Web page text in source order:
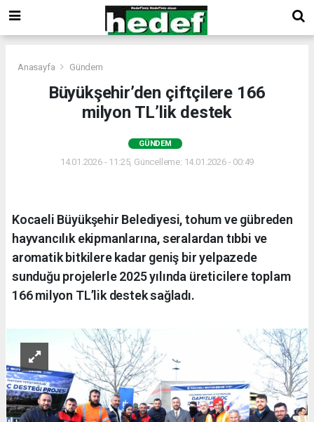
Anasayfa Gündem
Büyükşehir’den çiftçilere 166
milyon TL’lik destek
GÜNDEM
14.01.2026 - 11:25, Güncelleme: 14.01.2026 - 00:49
Kocaeli Büyükşehir Belediyesi, tohum ve gübreden
hayvancılık ekipmanlarına, seralardan tıbbi ve
aromatik bitkilere kadar geniş bir yelpazede
sunduğu projelerle 2025 yılında üreticilere toplam
166 milyon TL’lik destek sağladı.